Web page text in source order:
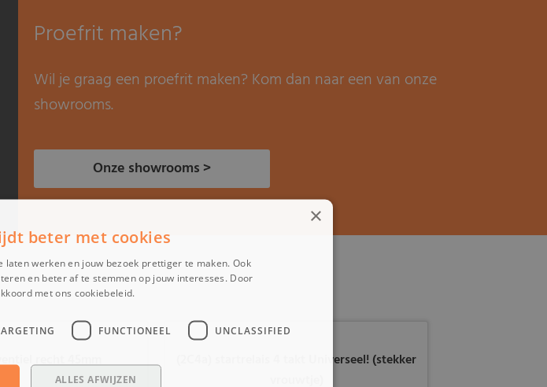
Proefrit maken?
Wil je graag een proefrit maken? Kom dan naar een van onze
showrooms.
Onze showrooms >
recht 45mm
(2C4a) startrelais 4 takt Universeel! (stekker
×
beter met cookies
werken en jouw bezoek prettiger te maken. Ook
en beter af te stemmen op jouw interesses. Door
met ons cookiebeleid.
FUNCTIONEEL UNCLASSIFIED
ALLES AFWIJZEN